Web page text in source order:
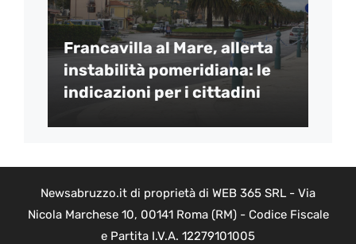
Francavilla al Mare, allerta
instabilità pomeridiana: le
indicazioni per i cittadini
Newsabruzzo.it di proprietà di WEB 365 SRL - Via
Nicola Marchese 10, 00141 Roma (RM) - Codice Fiscale
e Partita I.V.A. 12279101005